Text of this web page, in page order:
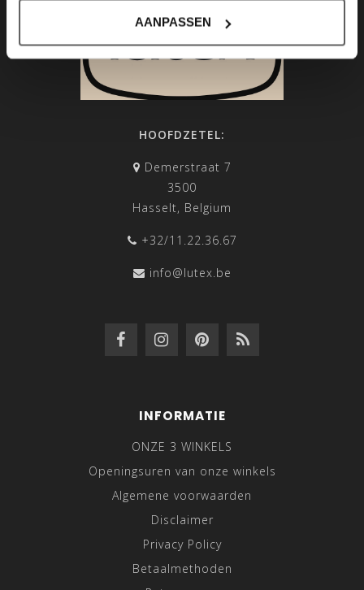
AANPASSEN
HOOFDZETEL:
Demerstraat 7
3500
Hasselt, Belgium
+32/11.22.36.67
info@lutex.be
INFORMATIE
ONZE 3 WINKELS
Openingsuren van onze winkels
Algemene voorwaarden
Disclaimer
Privacy Policy
Betaalmethoden